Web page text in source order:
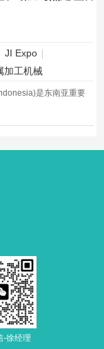
JI Expo
加工机械
是东南亚重要
-徐经理